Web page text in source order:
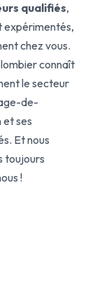
qualifiés,
expérimentés,
chez vous.
connaît
le secteur
de-
et ses
Et nous
toujours
!